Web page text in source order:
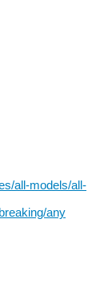
all-models/all-
any